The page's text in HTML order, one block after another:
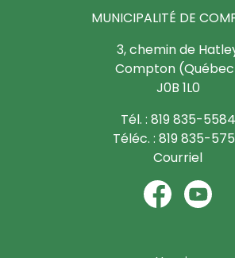
MUNICIPALITÉ DE
3, chemin de
Compton
J0B 1L0
Tél. : 819 835-5584
Téléc. : 819 835-
Courriel